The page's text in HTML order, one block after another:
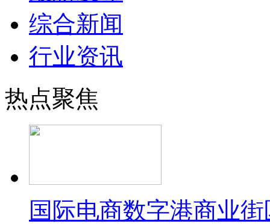
综合新闻
行业资讯
热点聚焦
国际电商数字港商业